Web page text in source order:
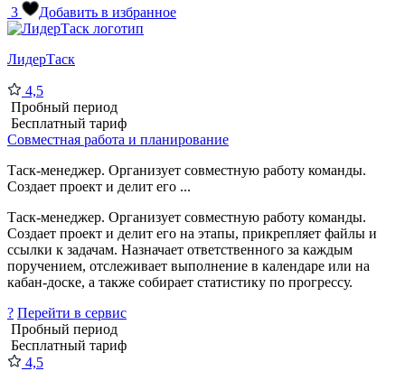
3
Добавить в избранное
ЛидерТаск
4,5
Пробный период
Бесплатный тариф
Совместная работа и планирование
Таск-менеджер. Организует совместную работу команды.
Создает проект и делит его ...
Таск-менеджер. Организует совместную работу команды.
Создает проект и делит его на этапы, прикрепляет файлы и
ссылки к задачам. Назначает ответственного за каждым
поручением, отслеживает выполнение в календаре или на
кабан-доске, а также собирает статистику по прогрессу.
? Перейти в сервис
Пробный период
Бесплатный тариф
4,5